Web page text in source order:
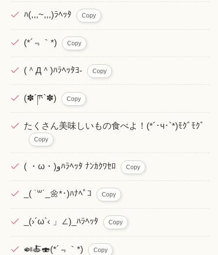
ﾊ(,,,~,,,)ﾗﾍｯﾀ Copy
(*´﹃｀*) Copy
(＾Д＾)ﾊﾗﾍｯﾀﾖ- Copy
(✽´ཫ`✽) Copy
たくさん美味しいもの食べよ！(*´･ч･`*)ﾓｸﾞﾓｸﾞ
Copy
( ・ω・)وﾊﾗﾍｯﾀ ﾅﾝｶｸﾜｾﾛ Copy
_( ˙꒳​˙_🌼*･)ﾊﾅﾍﾟｺ Copy
_(›´ω`‹ 」∠)_ﾊﾗﾍｯﾀ Copy
🍛🍝🍣(*´﹃｀*) Copy